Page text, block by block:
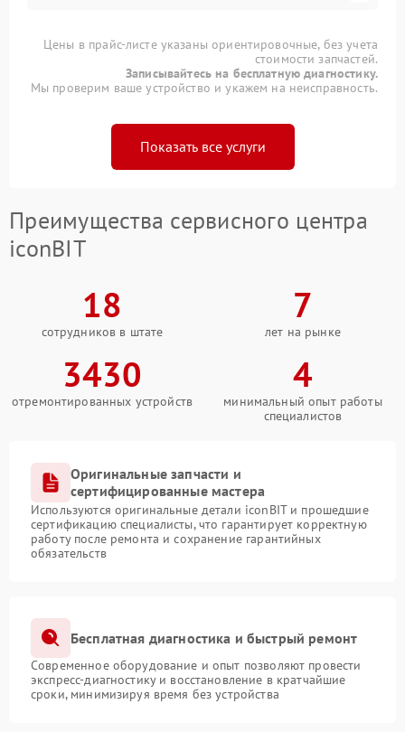
Цены в прайс-листе указаны ориентировочные, без учета
стоимости запчастей.
Записывайтесь на бесплатную диагностику.
Мы проверим ваше устройство и укажем на неисправность.
Показать все услуги
Преимущества сервисного центра
iconBIT
18
сотрудников в штате
7
лет на рынке
3430
отремонтированных устройств
4
минимальный опыт работы
специалистов
Оригинальные запчасти и
сертифицированные мастера
Используются оригинальные детали iconBIT и прошедшие
сертификацию специалисты, что гарантирует корректную
работу после ремонта и сохранение гарантийных
обязательств
Бесплатная диагностика и быстрый ремонт
Современное оборудование и опыт позволяют провести
экспресс-диагностику и восстановление в кратчайшие
сроки, минимизируя время без устройства